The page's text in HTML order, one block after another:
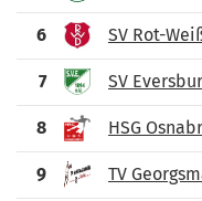
6 SV Rot-
7 SV
8 HSG
9